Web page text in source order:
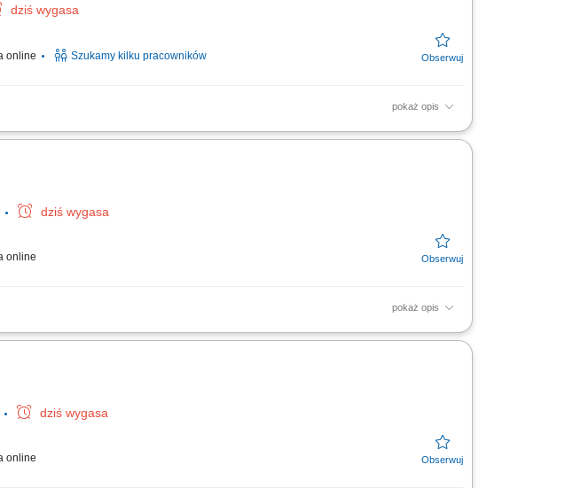
dziś wygasa
online Szukamy kilku pracowników
pokaż opis
TYLKO na umowach ekskluzywnych, tzw. na wyłączność europejskie
dziś wygasa
online
pokaż opis
wyłączność oraz budowanie własnego portfela klientów. Kompleksowa obsługa
dziś wygasa
online